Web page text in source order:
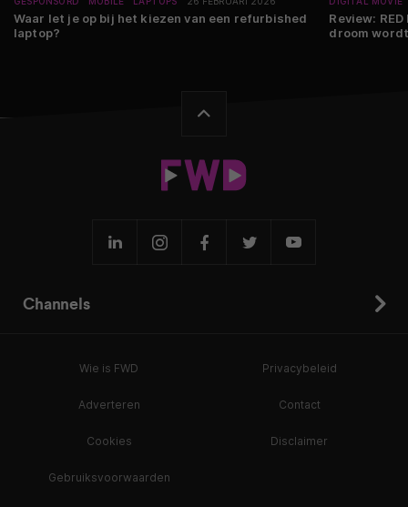
Waar let je op bij het kiezen van een refurbished
laptop?
Review:
droom
Channels
Wie is FWD Privacybeleid
Adverteren Contact
Cookies Disclaimer
Gebruiksvoorwaarden